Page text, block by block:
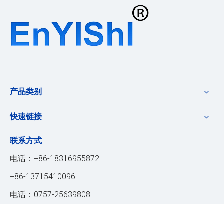
产品类别
快速链接
联系方式
电话：+86-18316955872
+86-13715410096
电话：0757-25639808